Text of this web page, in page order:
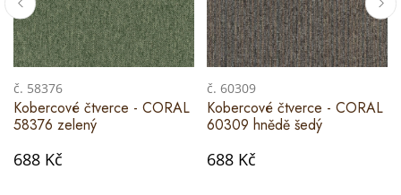
č. 58376
Kobercové čtverce - CORAL
58376 zelený
688 Kč
č. 60309
Kobercové čtverce - CORAL
60309 hnědě šedý
688 Kč